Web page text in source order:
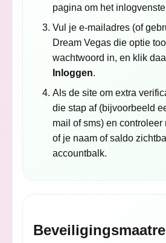
pagina om het
Vul je e-mailadres (of
Dream Vegas die optie
wachtwoord in, en klik
Inloggen.
Als de site om extra
die stap af (bijvoorbeeld
mail of sms) en controleer
of je naam of saldo
accountbalk.